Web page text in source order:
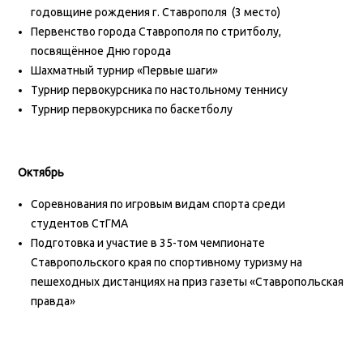
годовщине рождения г. Ставрополя (3 место)
Первенство города Ставрополя по стритболу,
посвящённое Дню города
Шахматный турнир «Первые шаги»
Турнир первокурсника по настольному теннису
Турнир первокурсника по баскетболу
Октябрь
Соревнования по игровым видам спорта среди
студентов СтГМА
Подготовка и участие в 35-том чемпионате
Ставропольского края по спортивному туризму на
пешеходных дистанциях на приз газеты «Ставропольская
правда»